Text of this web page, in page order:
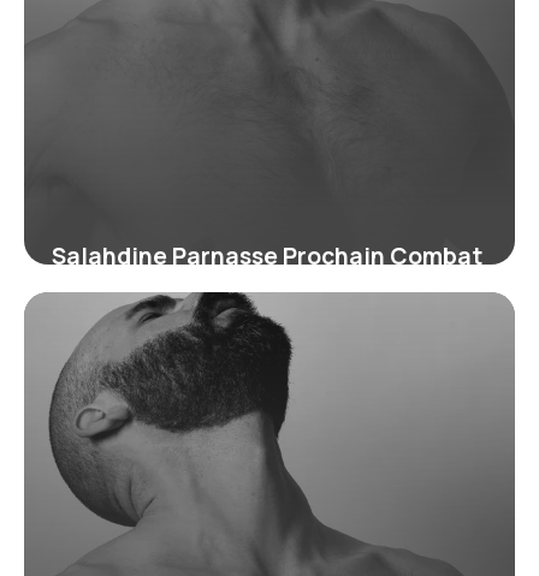
Salahdine Parnasse Prochain Combat
: Infos 2026
24 juin 2026